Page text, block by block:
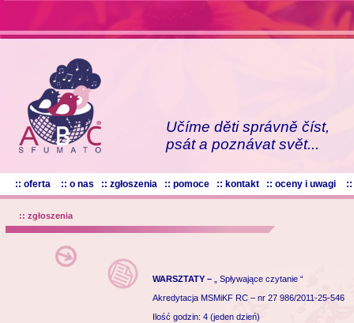
Učíme děti správně číst,
psát a poznávat svět...
:: oferta :: o nas :: zgłoszenia :: pomoce :: kontakt :: oceny i uwagi ::
:: zgłoszenia
WARSZTATY –
„ Spływające czytanie “
Akredytacja MSMiKF RC – nr 27 986/2011-25-546
Ilość godzin: 4 (jeden dzień)